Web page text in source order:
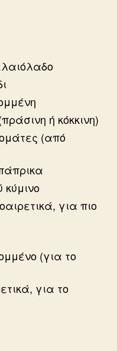
ή κόκκινη)
(από
κύμινο
για πιο
(για το
για το